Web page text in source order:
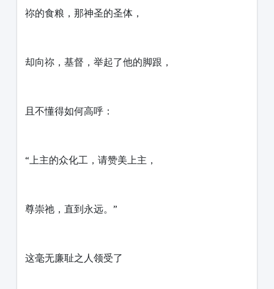
祢的食粮，那神圣的圣体，
却向祢，基督，举起了他的脚跟，
且不懂得如何高呼：
“上主的众化工，请赞美上主，
尊崇祂，直到永远。”
这毫无廉耻之人领受了